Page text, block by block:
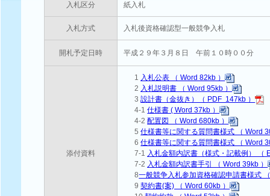
入札区分 紙入札
入札方式 入札後資格確認型一般競争入札
開札予定日時 平成２９年３月８日 午前１０時００分
添付資料
1 入札公表 （ Word 82kb ）
2 入札説明書 （ Word 95kb ）
3設計書（金抜き）（ PDF 147kb ）
4-1仕様書 ( Word 37kb ）
4-2配置図 （ Word 680kb ）
5仕様書等に関する質問書様式 （ Word
6仕様書等に関する質問書様式 （ Word
7-1 入札金額内訳書（様式・記載例） （
7-2 入札金額内訳書手引 （ Word 39kb ）
8一般競争入札参加資格確認申請書様式
9契約書(案) （ Word 60kb ）